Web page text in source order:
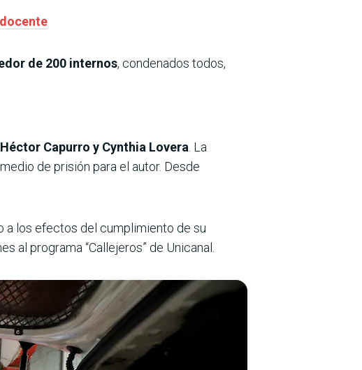
de 200 internos, condenados todos,
Capurro y Cynthia Lovera . La
de prisión para el autor. Desde
a los efectos del cumplimiento de su
al programa “Callejeros” de Unicanal.